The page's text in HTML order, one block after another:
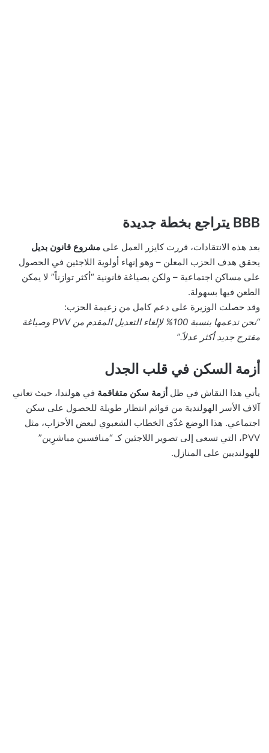
BBB يتراجع بخطة جديدة
بعد هذه الانتقادات، قررت كايزر العمل على مشروع قانون بديل
يحقق هدف الحزب المعلن – وهو إنهاء أولوية اللاجئين في الحصول
على مساكن اجتماعية – ولكن بصياغة قانونية “أكثر توازناً” لا يمكن
الطعن فيها بسهولة.
وقد حصلت الوزيرة على دعم كامل من زعيمة الحزب:
“نحن ندعمها بنسبة 100% لإلغاء التعديل المقدم من PVV وصياغة
مقترح جديد أكثر عدلاً.”
أزمة السكن في قلب الجدل
يأتي هذا النقاش في ظل أزمة سكن متفاقمة في هولندا، حيث تعاني
آلاف الأسر الهولندية من قوائم انتظار طويلة للحصول على سكن
اجتماعي. هذا الوضع غذّى الخطاب الشعبوي لبعض الأحزاب، مثل
PVV، التي تسعى إلى تصوير اللاجئين كـ “منافسين مباشرِين”
للهولنديين على المنازل.